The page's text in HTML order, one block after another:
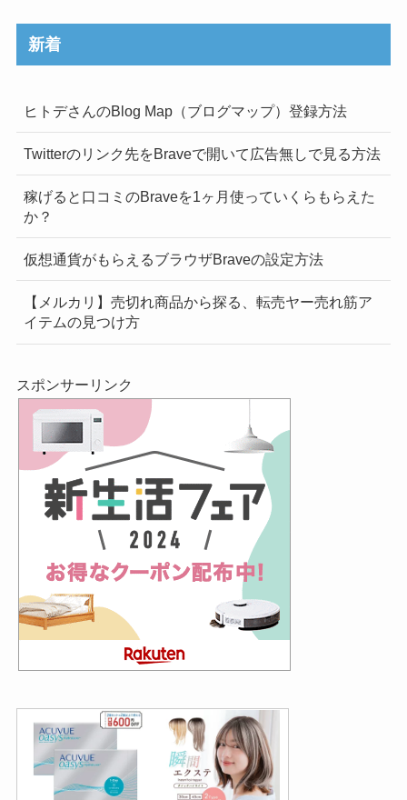
新着
ヒトデさんのBlog Map（ブログマップ）登録方法
Twitterのリンク先をBraveで開いて広告無しで見る方法
稼げると口コミのBraveを1ヶ月使っていくらもらえた
か？
仮想通貨がもらえるブラウザBraveの設定方法
【メルカリ】売切れ商品から探る、転売ヤー売れ筋ア
イテムの見つけ方
スポンサーリンク